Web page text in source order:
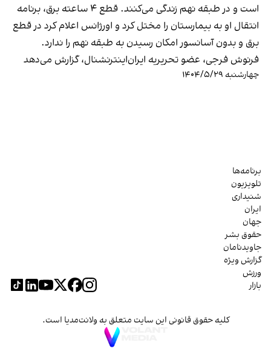
است و در طبقه نهم زندگی می‌کنند. قطع ۴ ساعته برق، برنامه
انتقال او به بیمارستان را مختل کرد و اورژانس اعلام کرد در قطع
برق و بدون آسانسور امکان رسیدن به طبقه نهم را ندارد.
فرنوش فرجی، عضو تحریریه ایران‌اینترنشنال، گزارش می‌دهد
چهارشنبه ۱۴۰۴/۵/۲۹
برنامه‌ها
تلویزیون
شنیداری
ایران
جهان
حقوق بشر
جاویدنامان
گزارش ویژه
ورزش
بازار
کلیه حقوق قانونی این سایت متعلق به ولانت‌مدیا است.